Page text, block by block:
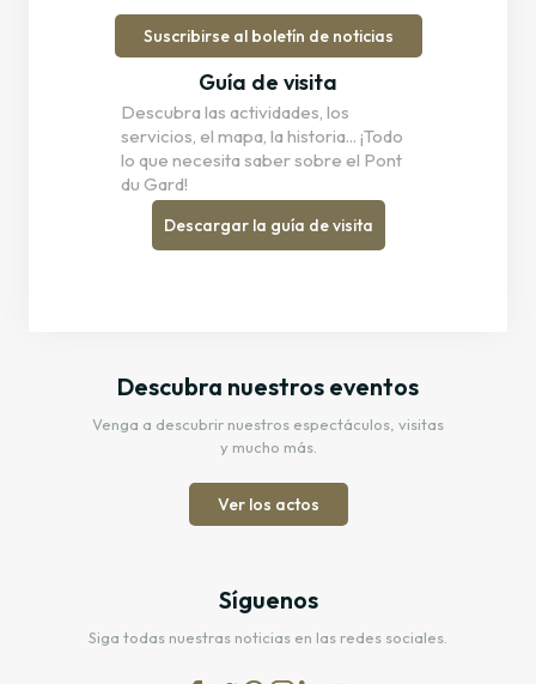
Suscribirse al boletín de noticias
Guía de visita
Descubra las actividades, los
servicios, el mapa, la historia... ¡Todo
lo que necesita saber sobre el Pont
du Gard!
Descargar la guía de visita
Descubra nuestros eventos
Venga a descubrir nuestros espectáculos, visitas
y mucho más.
Ver los actos
Síguenos
Siga todas nuestras noticias en las redes sociales.